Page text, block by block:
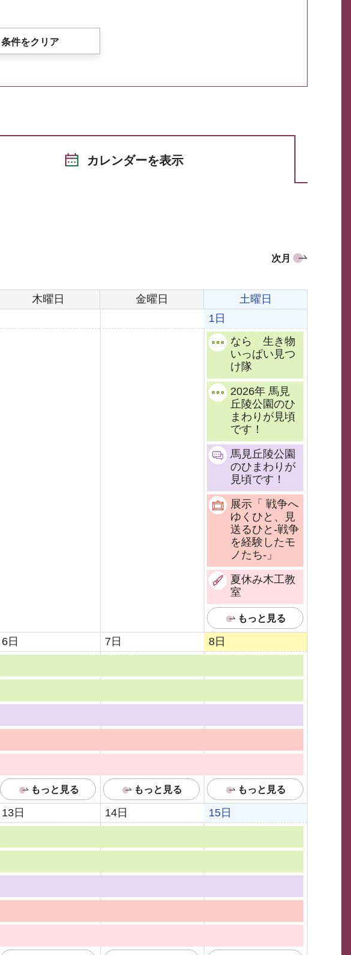
条件をクリア
カレンダーを表示
次月
木曜日 金曜日
土曜日
1日
なら 生き物
いっぱい見つ
け隊
2026年 馬見
丘陵公園のひ
まわりが見頃
です！
馬見丘陵公園
のひまわりが
見頃です！
展示「 戦争へ
ゆくひと、見
送るひと-戦争
を経験したモ
ノたち-」
夏休み木工教
室
もっと見る
6日 7日
8日
もっと見る もっと見る もっと見る
13日 14日
15日